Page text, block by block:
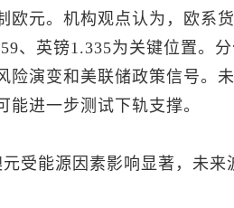
欧元。机构观点认为，欧系
、英镑1.335为关键位置。
险演变和美联储政策信号。
能进一步测试下轨支撑。
受能源因素影响显著，未来